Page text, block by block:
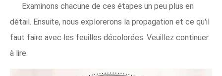
Examinons chacune de ces étapes un peu plus en
détail. Ensuite, nous explorerons la propagation et ce qu'il
faut faire avec les feuilles décolorées. Veuillez continuer
à lire.